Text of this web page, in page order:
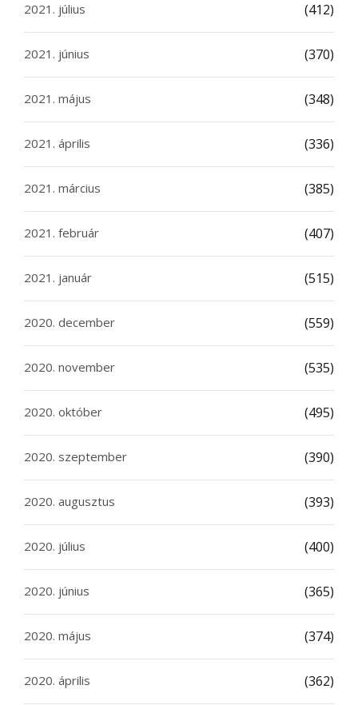
2021. július (412)
2021. június (370)
2021. május (348)
2021. április (336)
2021. március (385)
2021. február (407)
2021. január (515)
2020. december (559)
2020. november (535)
2020. október (495)
2020. szeptember (390)
2020. augusztus (393)
2020. július (400)
2020. június (365)
2020. május (374)
2020. április (362)